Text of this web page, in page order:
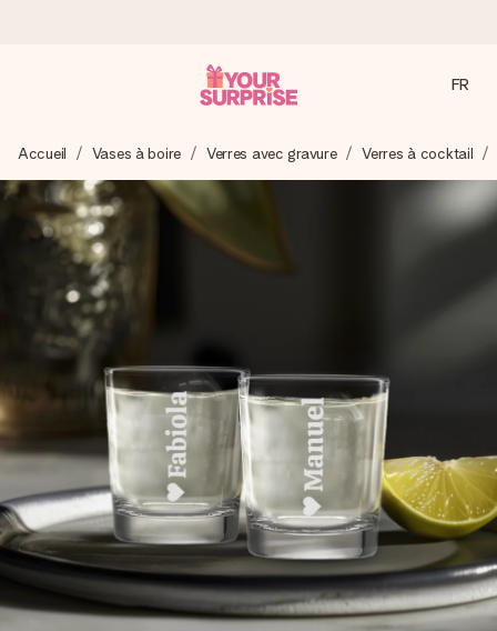
Nous préparons votre cadeau avec attention et l’envoyons
en un éclair – pour que vous puissiez l’offrir au bon moment,
quand cela compte le plus.
4,9 (sur la base de +15 000 avis)
Nos cadeaux sont appréciés. Les clients nous attribuent
une note de 4,9 sur Google Reviews (total de tous les
pays où nous sommes présents).
Carte de vœux gratuite
Créez quelque chose d’unique en quelques étapes – avec
son prénom, votre photo ou un message qui touche le cœur.
Sans complications, juste tout l’amour pour le moment idéal.
FR
Accueil Vases à boire Verres avec gravure Verres à cocktail